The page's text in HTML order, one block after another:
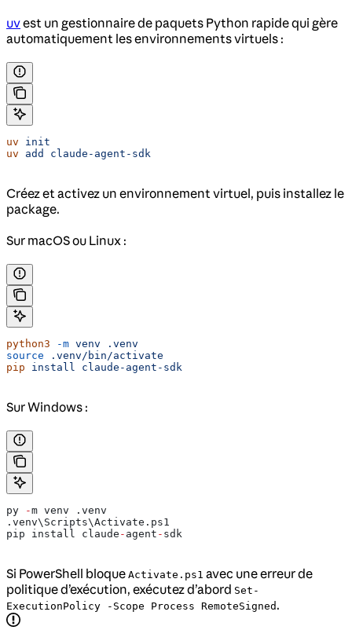
uvest un gestionnaire de paquets Python rapide qui gère
automatiquement les environnements virtuels :
uv init
uv add claude-agent-sdk
Créez et activez un environnement virtuel, puis installez le
package.
Sur macOS ou Linux :
python3 -m venv .venv
source .venv/bin/activate
pip install claude-agent-sdk
Sur Windows :
py -m venv .venv
.venv\Scripts\Activate.ps1
pip install claude - agent - sdk
Si PowerShell bloque Activate.ps1 avec une erreur de
politique d’exécution, exécutez d’abord Set-
ExecutionPolicy -Scope Process RemoteSigned .